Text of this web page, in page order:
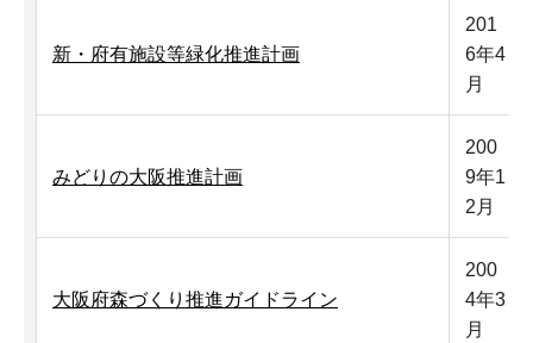
新・府有施設等緑化推進計画
201
6年4
月
みどりの大阪推進計画
200
9年1
2月
大阪府森づくり推進ガイドライン
200
4年3
月